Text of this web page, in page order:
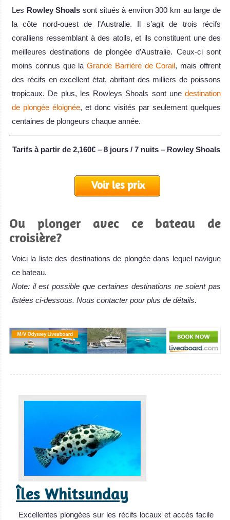
Les Rowley Shoals sont situés à environ 300 km au large de
la côte nord-ouest de l’Australie. Il s’agit de trois récifs
coralliens ressemblant à des atolls, et ils constituent une des
meilleures destinations de plongée d’Australie. Ceux-ci sont
moins connus que laGrande Barrière de Corail, mais offrent
des récifs en excellent état, abritant des milliers de poissons
tropicaux. De plus, les Rowleys Shoals sont une destination
de plongée éloignée, et donc visités par seulement quelques
centaines de plongeurs chaque année.
Tarifs à partir de 2,160€ – 8 jours / 7 nuits – Rowley Shoals
Voir les prix
Ou plonger avec ce bateau de
croisière?
Voici la liste des destinations de plongée dans lequel navigue
ce bateau.
Note: il est possible que certaines destinations ne soient pas
listées ci-dessous. Nous contacter pour plus de détails.
Îles Whitsunday
Excellentes plongées sur les récifs locaux et accès facile